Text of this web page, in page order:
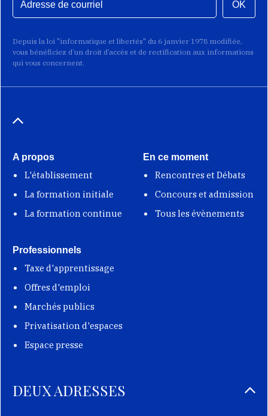
OK
Depuis la loi "informatique et libertés" du 6 janvier 1978 modifiée,
vous bénéficiez d’un droit d’accès et de rectification aux informations
qui vous concernent.
A propos
L'établissement
La formation initiale
La formation continue
En ce moment
Rencontres et Débats
Concours et admission
Tous les évènements
Professionnels
Taxe d'apprentissage
Offres d'emploi
Marchés publics
Privatisation d'espaces
Espace presse
DEUX ADRESSES